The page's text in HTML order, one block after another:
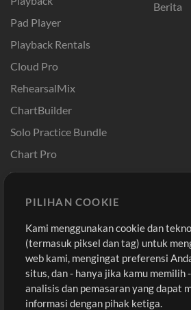
Pad Player
Playback Rentals
Cloud Pro
RehearsalMix
ChartBuilder
Solo Practice Bundle
Chart Pro
Template ProPresenter
Sound
Berita
Pembelian
Beli Kredit
Konten Gratis
Permintaan Lagu
Akun
Masuk
Daftar
Lihat
PILIHAN COOKIE
Kami menggunakan cookie dan
(termasuk piksel dan tag) untuk
web kami, mengingat preferensi
situs, dan - hanya jika kamu
analisis dan pemasaran yang dapat
informasi dengan pihak ketiga.